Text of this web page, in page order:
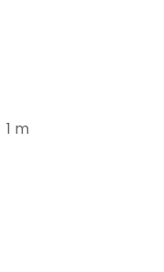
1 m